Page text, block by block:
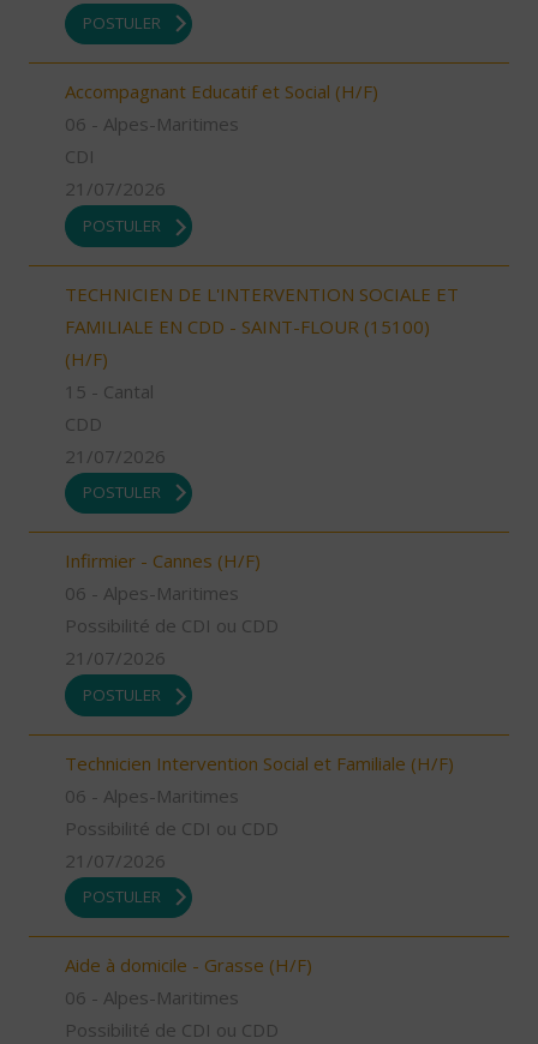
POSTULER
Accompagnant Educatif et Social (H/F)
06 - Alpes-Maritimes
CDI
21/07/2026
POSTULER
TECHNICIEN DE L'INTERVENTION SOCIALE ET
FAMILIALE EN CDD - SAINT-FLOUR (15100)
(H/F)
15 - Cantal
CDD
21/07/2026
POSTULER
Infirmier - Cannes (H/F)
06 - Alpes-Maritimes
Possibilité de CDI ou CDD
21/07/2026
POSTULER
Technicien Intervention Social et Familiale (H/F)
06 - Alpes-Maritimes
Possibilité de CDI ou CDD
21/07/2026
POSTULER
Aide à domicile - Grasse (H/F)
06 - Alpes-Maritimes
Possibilité de CDI ou CDD